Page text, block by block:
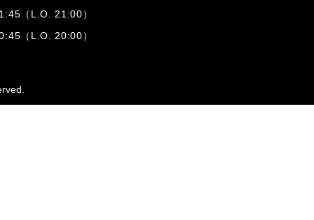
（L.O. 21:00）
（L.O. 20:00）